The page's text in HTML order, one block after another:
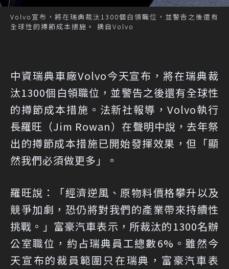
Volvo宣布，將在瑞典裁汰1300個白領職位，並警告之後還有
全球性的撙節成本措施。 摘自Volvo
中資瑞典車廠Volvo今天宣布，將在瑞典裁
汰1300個白領職位，並警告之後還有全球性
的撙節成本措施。法新社報導，Volvo執行
長羅旺（Jim Rowan）在聲明中說，去年祭
出的撙節成本措施已開始發揮效果，但「顯
然我們必須做更多」。
羅旺說：「經濟逆風、原物料價格攀升以及
競爭加劇，恐仍將對我們的產業帶來持續性
挑戰。」富豪汽車表示，所裁汰的1300名辦
公室職位，約占瑞典員工總數6%。雖然今
天宣布的裁員範圍只在瑞典，富豪汽車表